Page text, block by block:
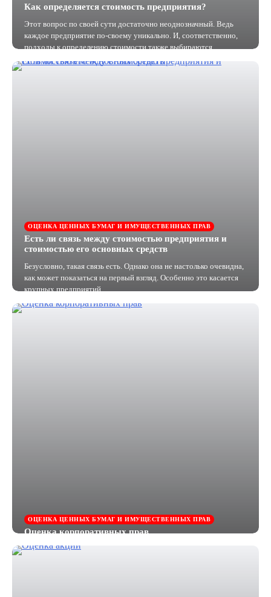
Как определяется стоимость предприятия?
Этот вопрос по своей сути достаточно неоднозначный. Ведь
каждое предприятие по-своему уникально. И, соответственно,
подходы к определению стоимости также выбираются…
ОЦЕНКА ЦЕННЫХ БУМАГ И ИМУЩЕСТВЕННЫХ ПРАВ
Есть ли связь между стоимостью предприятия и
стоимостью его основных средств
Безусловно, такая связь есть. Однако она не настолько очевидна,
как может показаться на первый взгляд. Особенно это касается
крупных предприятий,…
ОЦЕНКА ЦЕННЫХ БУМАГ И ИМУЩЕСТВЕННЫХ ПРАВ
Оценка корпоративных прав